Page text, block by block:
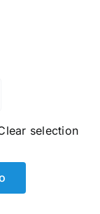
selection